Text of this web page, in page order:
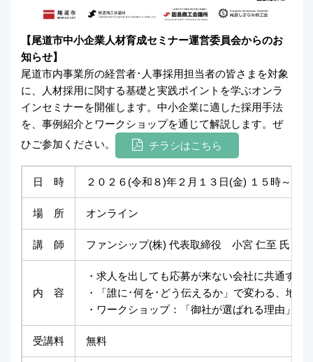
【尾道市中小企業人材育成セミナー運営委員会からのお
知らせ】
尾道市内事業所の経営者･人事採用担当者の皆さまを対象
に、人材採用に関する基礎と実践ポイントを学ぶオンラ
インセミナーを開催します。中小企業に適した採用手法
を、事例紹介とワークショップを通じて解説します。ぜ
ひご参加ください。
チラシはこちら
日 時 ２０２６(令和８)年２月１３日(金) １５時～１
場 所 オンライン
講 師 ファンシップ(株) 代表取締役 小宮 仁至 氏
内 容
・求人を出しても応募が来ない会社に共通する
・「誰に･何を･どう伝えるか」で変わる、地
・ワークショップ：「御社が選ばれる理由」を
受講料 無料